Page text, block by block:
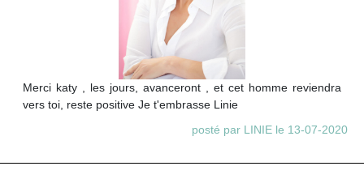
Merci katy , les jours, avanceront , et cet homme reviendra
vers toi, reste positive Je t'embrasse Linie
posté par LINIE le 13-07-2020